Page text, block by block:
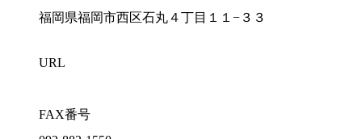
福岡県福岡市西区石丸４丁目１１−３３
URL
FAX番号